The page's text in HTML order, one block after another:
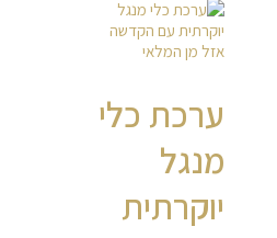
אזל מן המלאי
ערכת כלי
מנגל
יוקרתית